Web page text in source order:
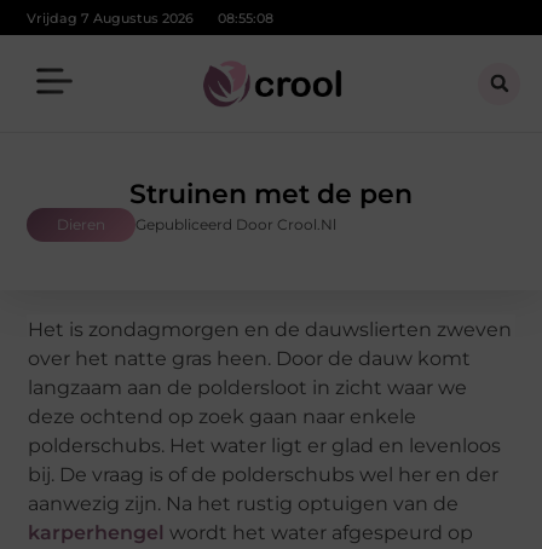
Vrijdag 7 Augustus 2026 08:55:08
Struinen met de pen
Dieren Gepubliceerd Door Crool.nl
Het is zondagmorgen en de dauwslierten zweven
over het natte gras heen. Door de dauw komt
langzaam aan de poldersloot in zicht waar we
deze ochtend op zoek gaan naar enkele
polderschubs. Het water ligt er glad en levenloos
bij. De vraag is of de polderschubs wel her en der
aanwezig zijn. Na het rustig optuigen van de
karperhengel wordt het water afgespeurd op